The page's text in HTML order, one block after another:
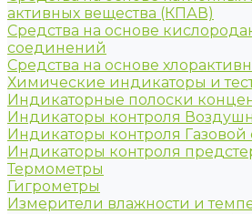
активных вещества (КПАВ)
Средства на основе
соединений
Средства на основе
Химические индикаторы и
Индикаторные полоски
Индикаторы контроля
Индикаторы контроля Газовой
Индикаторы контроля
Термометры
Гигрометры
Измерители влажности и